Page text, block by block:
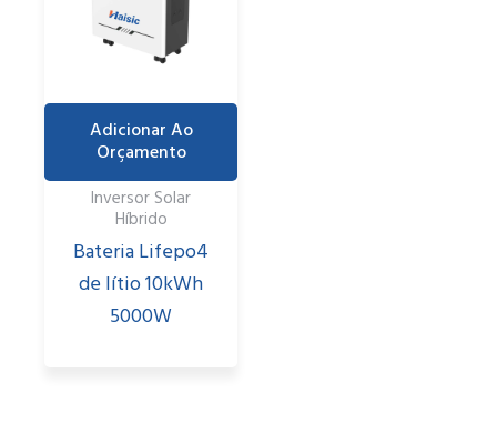
Adicionar Ao
Orçamento
Inversor Solar
Híbrido
Bateria Lifepo4
de lítio 10kWh
5000W